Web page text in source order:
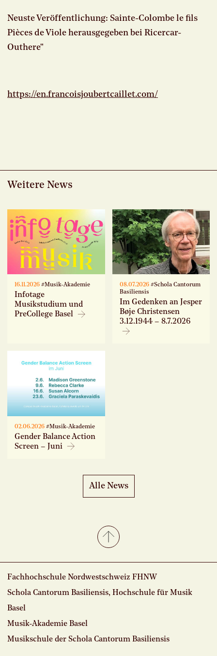
Neuste Veröffentlichung: Sainte-Colombe le fils
Pièces de Viole herausgegeben bei Ricercar-
Outhere"
https://en.francoisjoubertcaillet.com/
Weitere News
16.11.2026 #Musik-Akademie
Infotage
Musikstudium und
PreCollege Basel
08.07.2026#Schola Cantorum
Basiliensis
Im Gedenken an Jesper
Bøje Christensen
3.12.1944 – 8.7.2026
02.06.2026 #Musik-Akademie
Gender Balance Action
Screen – Juni
Alle News
Fachhochschule Nordwestschweiz FHNW
Schola Cantorum Basiliensis, Hochschule für Musik
Basel
Musik-Akademie Basel
Musikschule der Schola Cantorum Basiliensis